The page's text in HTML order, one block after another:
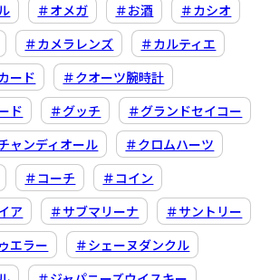
＃オメガ ＃お酒
＃カシオ
＃カメラレンズ
＃カルティエ
ード
＃クオーツ腕時計
ド
＃グッチ
＃グランドセイコー
ャンディオール
＃クロムハーツ
＃コーチ
＃コイン
ア
＃サブマリーナ
＃サントリー
エラー
＃シェーヌダンクル